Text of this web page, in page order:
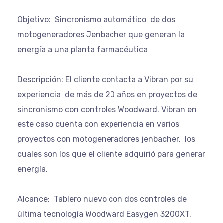
Objetivo: Sincronismo automático de dos
motogeneradores Jenbacher que generan la
energí­a a una planta farmacéutica
Descripción: El cliente contacta a Vibran por su
experiencia de más de 20 años en proyectos de
sincronismo con controles Woodward. Vibran en
este caso cuenta con experiencia en varios
proyectos con motogeneradores jenbacher, los
cuales son los que el cliente adquirió para generar
energí­a.
Alcance: Tablero nuevo con dos controles de
última tecnologí­a Woodward Easygen 3200XT,